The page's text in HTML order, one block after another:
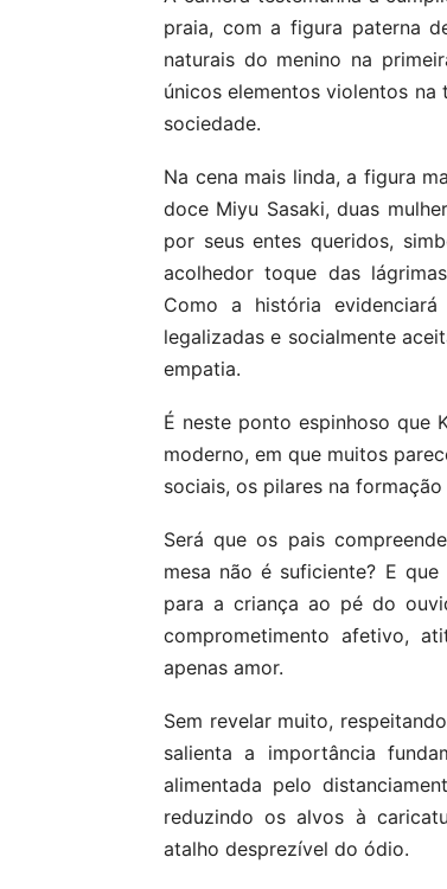
praia, com a figura paterna
naturais do menino na
únicos elementos violentos na
sociedade.
Na cena mais linda, a figura
doce Miyu Sasaki, duas
por seus entes queridos,
acolhedor toque das
Como a história
legalizadas e socialmente
empatia.
É neste ponto espinhoso que
moderno, em que muitos
sociais, os pilares na
Será que os pais
mesa não é suficiente? E
para a criança ao pé do
comprometimento afetivo,
apenas amor.
Sem revelar muito,
salienta a importância
alimentada pelo
reduzindo os alvos à
atalho desprezível do ódio.